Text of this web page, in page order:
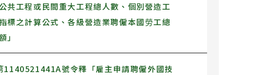
共工程或民間重大工程總人數、個別營造工
標之計算公式、各級營造業聘僱本國勞工總
號令釋「雇主申請聘僱外國技